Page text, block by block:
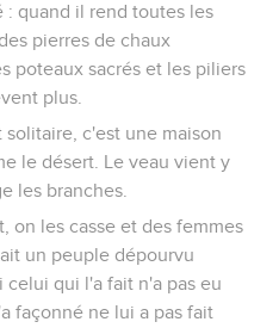
: quand il rend toutes les
pierres de chaux
poteaux sacrés et les piliers
plus.
c'est une maison
le désert. Le veau vient y
les branches.
on les casse et des femmes
un peuple dépourvu
qui l'a fait n'a pas eu
façonné ne lui a pas fait